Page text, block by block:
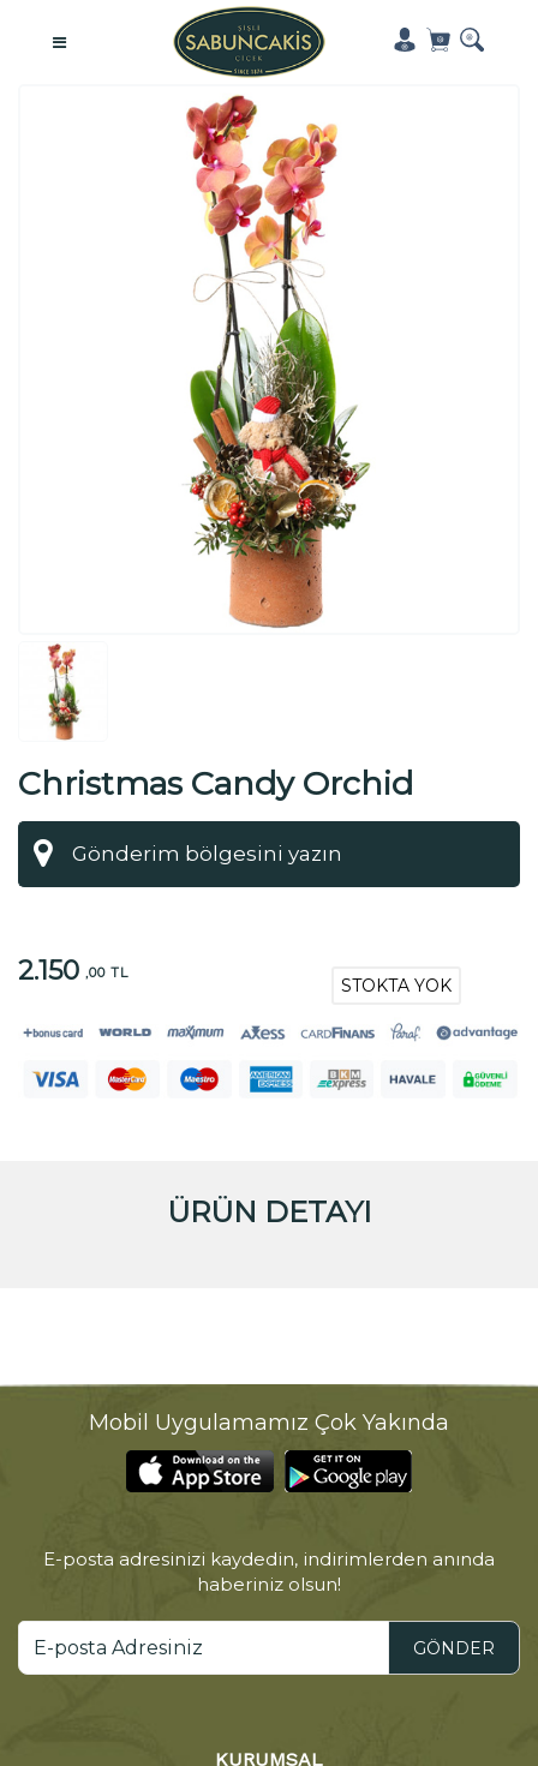
Christmas Candy Orchid
2.150 ,00 TL
STOKTA YOK
ÜRÜN DETAYI
Mobil Uygulamamız Çok Yakında
E-posta adresinizi kaydedin, indirimlerden anında
haberiniz olsun!
GÖNDER
KURUMSAL